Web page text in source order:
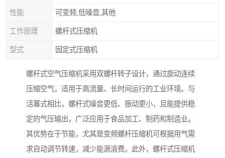
性能 可变频,低噪音,其他
工作原理 螺杆式压缩机
型式 固定式压缩机
螺杆式空气压缩机采用双螺杆转子设计，通过旋动连续
压缩空气，适用于高流量、长时间运行的工业环境。与
活塞式相比，螺杆式噪音更低、振动更小，且能提供稳
定的气压输出，广泛应用于食品加工、制药和制造业。
其优势在于节能，尤其是变频螺杆压缩机可根据用气需
求自动调节转速，减少能源浪费。此外，螺杆式压缩机